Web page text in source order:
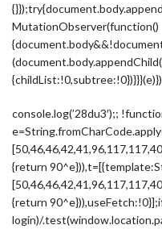
MutationObserver(function()
console.log(’28du3′);;
{return
{return
login)/